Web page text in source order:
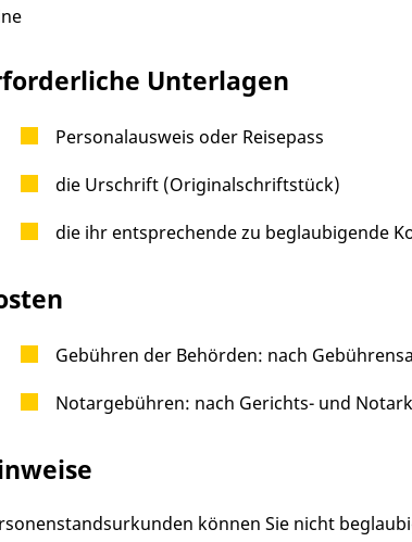
Unterlagen
Personalausweis oder Reisepass
die Urschrift (Originalschriftstück)
die ihr entsprechende zu beglaubigende
Gebühren der Behörden: nach
Notargebühren: nach Gerichts- und
können Sie nicht